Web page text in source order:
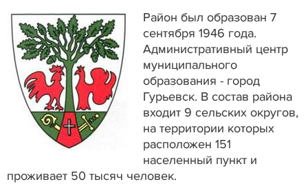
Район был образован 7
сентября 1946 года.
Административный центр
муниципального
образования - город
Гурьевск. В состав района
входит 9 сельских округов,
на территории которых
расположен 151
населенный пункт и
проживает 50 тысяч человек.